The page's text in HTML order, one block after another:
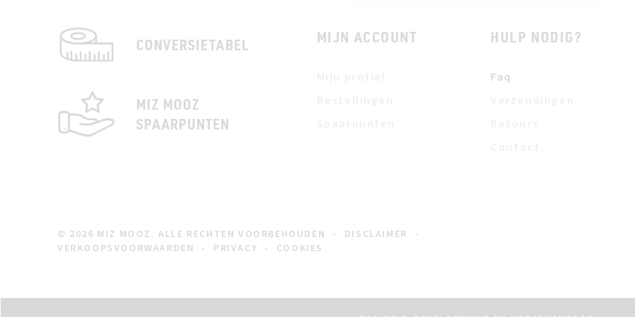
CONVERSIETABEL
MIZ MOOZ
SPAARPUNTEN
MIJN ACCOUNT HULP NODIG?
Faq
© 2026 MIZ MOOZ. ALLE RECHTEN VOORBEHOUDEN - DISCLAIMER
-
VERKOOPSVOORWAARDEN
- PRIVACY - COOKIES